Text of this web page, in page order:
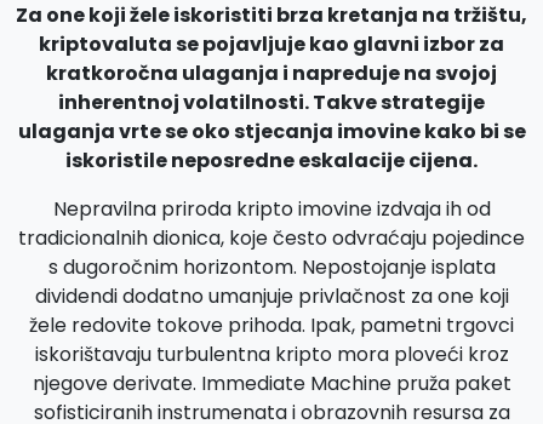
Za one koji žele iskoristiti brza kretanja na tržištu,
kriptovaluta se pojavljuje kao glavni izbor za
kratkoročna ulaganja i napreduje na svojoj
inherentnoj volatilnosti. Takve strategije
ulaganja vrte se oko stjecanja imovine kako bi se
iskoristile neposredne eskalacije cijena.
Nepravilna priroda kripto imovine izdvaja ih od
tradicionalnih dionica, koje često odvraćaju pojedince
s dugoročnim horizontom. Nepostojanje isplata
dividendi dodatno umanjuje privlačnost za one koji
žele redovite tokove prihoda. Ipak, pametni trgovci
iskorištavaju turbulentna kripto mora ploveći kroz
njegove derivate. Immediate Machine pruža paket
sofisticiranih instrumenata i obrazovnih resursa za